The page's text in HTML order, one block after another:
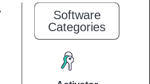
Software
Categories